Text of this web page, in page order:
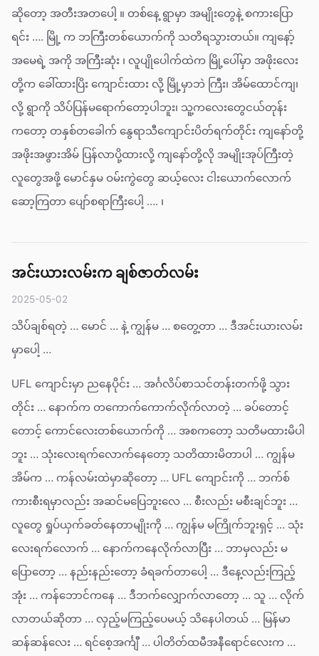
ဆိုတော့ အတီးအတပေါ့ ။ တစ်နေ့ ရွာမှာ အမျိုးတွေနဲ့ စကားပြော
ရင်း …. မြို့ က ဘကြီးတစ်ယောက်ကို သတိရသွားတယ်။ ကျနော့်
အမေရဲ့ အကို အကြီးဆုံး ၊ လူပျိုပေါက်ထဲက မြို့ပေါ်မှာ အဖိုးလေး
တို့က ခေါ်ထားပြိး ကျောင်းထား လို့ မြို့မှာဘဲ ကြီး၊ အိမ်ထောင်ကျ၊
လို့ ရွာကို သိပ်ပြန်မရောက်တော့ပါဘူး၊ သူ့ကလေးတွေငယ်တုန်း
ကတော့ တနှစ်တခေါက် နွေရာသီကျောင်းပိတ်ရက်တိုင်း ကျနော်တို့
အဖိုးအဖွားအိမ် ပြန်လာပို့ထားလို့ ကျနော်တို့လို အမျိုးအုပ်ကြီးတဲ့
လူတွေအဖို့ မောင်နှမ ဝမ်းကွဲတွေ ဆယ့်လေး ငါးယောက်လောက်
ဆော့ကြတာ ပျော်စရာကြီးပေါ့ …. ၊
အင်းယားလမ်းက ချစ်ဇာတ်လမ်း
2025-05-02
သိပ်ချစ်ရတဲ့ … မောင် … နဲ့ ကျွန်မ … စတွေ့တာ … ဒီအင်းယားလမ်း
မှာပေါ့ …
UFL ကျောင်းမှာ ညနေပိုင်း … အင်္ဂလိပ်စာသင်တန်းတက်ဖို့ သွား
တိုင်း … နောက်က တကောက်ကောက်လိုက်လာတဲ့ … ခပ်တောင့်
တောင့် ကောင်လေးတစ်ယောက်ကို … အစကတော့ သတိမထားမိပါ
ဘူး … သုံးလေးရက်လောက်နေတော့ သတိထားမိတာပါ … ကျွန်မ
အိမ်က … ကန်လမ်းထဲမှာဆိုတော့ … UFL ကျောင်းကို … ဘက်စ်
ကားစီးရမှာလည်း အဆင်မပြေဘူးလေ … စီးလည်း မစီးချင်ဘူး …
လူတွေ ရှုပ်ယှက်ခတ်နေတာမျိုးကို … ကျွန်မ မကြိုက်ဘူးရှင့် … သုံး
လေးရက်လောက် … နောက်ကနေလိုက်လာပြီး … ဘာမှလည်း မ
ပြောတော့ … နည်းနည်းတော့ ခံရခက်တာပေါ့ … ဒီနေ့လည်းကြည့်
အုံး … ကန်ဘောင်ကနေ … ဒီဘက်လျှောက်လာတော့ … သူ … လိုက်
လာတယ်ဆိုတာ … လှည့်မကြည့်ပေမယ့် သိနေပါတယ် … မြန်မာ
ဆန်ဆန်လေး … ရင်စေ့အင်္ကျီ … ပါတိတ်ထမီအနီရောင်လေးက …